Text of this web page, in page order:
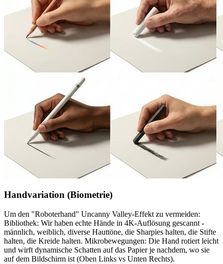
Handvariation (Biometrie)
Um den "Roboterhand" Uncanny Valley-Effekt zu vermeiden:
Bibliothek: Wir haben echte Hände in 4K-Auflösung gescannt -
männlich, weiblich, diverse Hauttöne, die Sharpies halten, die Stifte
halten, die Kreide halten. Mikrobewegungen: Die Hand rotiert leicht
und wirft dynamische Schatten auf das Papier je nachdem, wo sie
auf dem Bildschirm ist (Oben Links vs Unten Rechts).